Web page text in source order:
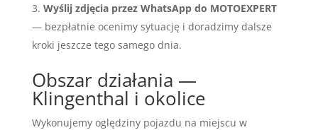
Wyślij zdjęcia przez WhatsApp do MOTOEXPERT
— bezpłatnie ocenimy sytuację i doradzimy dalsze
kroki jeszcze tego samego dnia.
Obszar działania —
Klingenthal i okolice
Wykonujemy oględziny pojazdu na miejscu w